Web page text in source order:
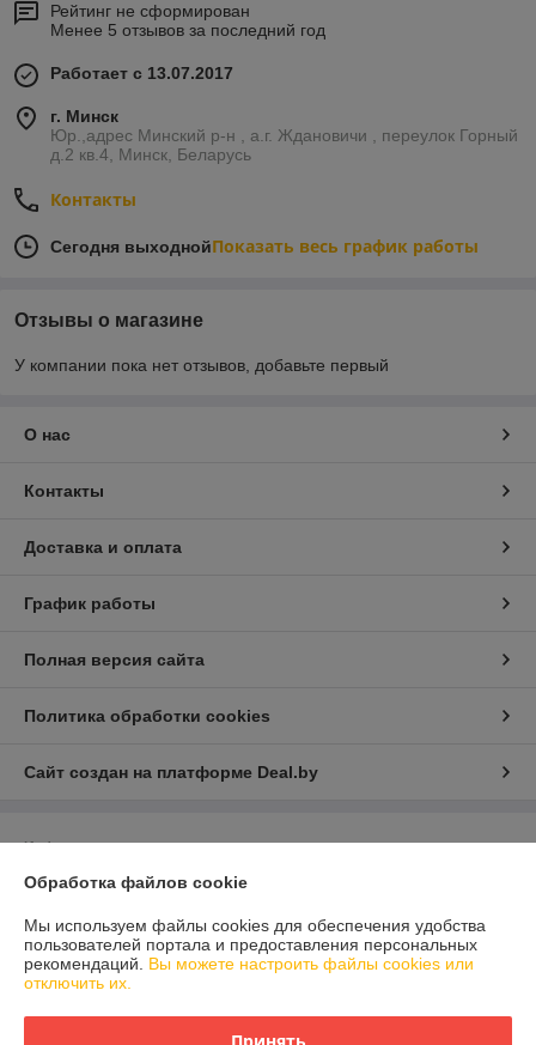
Рейтинг не сформирован
Менее 5 отзывов за последний год
Работает с 13.07.2017
г. Минск
Юр.,адрес Минский р-н , а.г. Ждановичи , переулок Горный
д.2 кв.4, Минск, Беларусь
Контакты
Сегодня выходнойПоказать весь график работы
Отзывы о магазине
У компании пока нет отзывов, добавьте первый
О нас
Контакты
Доставка и оплата
График работы
Полная версия сайта
Политика обработки cookies
Сайт создан на платформе Deal.by
Информация для покупателя
Индивидуальный предприниматель:
223028 Минский р-н, а.г. Ждановичи, пер. Горный 2/4
Регистрационный номер ЕГР: 690593477
Регистрационный орган: Минский райисполком
Обработка файлов cookie
Мы используем файлы cookies для обеспечения удобства
пользователей портала и предоставления персональных
рекомендаций. Вы можете настроить файлы cookies или
отключить их.
Принять